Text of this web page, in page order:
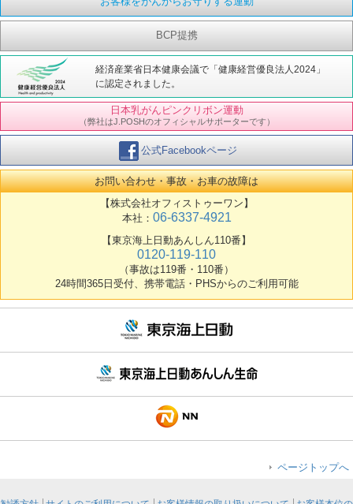
BCP提携
経済産業省日本健康会議で「健康経営優良法人2024」
に認定されました。
日本乳がんピンクリボン運動
（弊社はJ.POSHのオフィシャルサポーターです）
公式Facebookページ
お問い合わせ・事故・お車の故障は
【株式会社オフィストゥーワン】
本社： 06-6337-4921
【東京海上日動あんしん110番】
0120-119-110
（事故は119番・110番）
24時間365日受付、携帯電話・PHSからのご利用可能
ページトップへ